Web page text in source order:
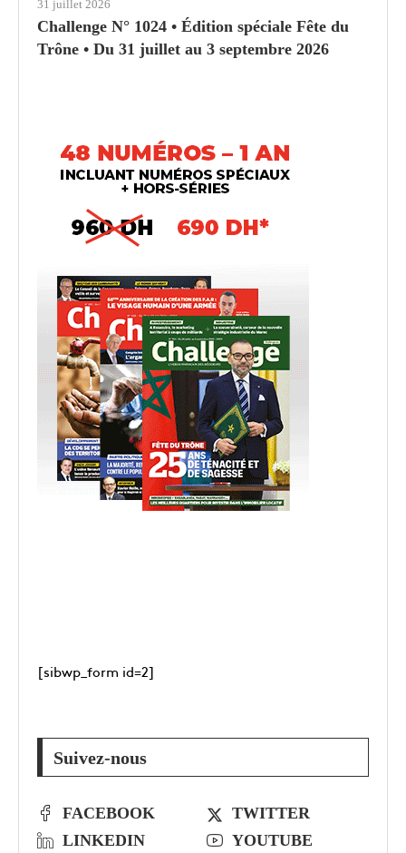
31 juillet 2026
Challenge N° 1024 • Édition spéciale Fête du
Trône • Du 31 juillet au 3 septembre 2026
[sibwp_form id=2]
Suivez-nous
FACEBOOK
TWITTER
LINKEDIN
YOUTUBE